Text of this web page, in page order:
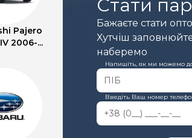
Pajero
2006-...
Стати
Бажаєте стати
Хутчіш
наберемо
Напишіть, як ми можемо
Введіть Ваш номер